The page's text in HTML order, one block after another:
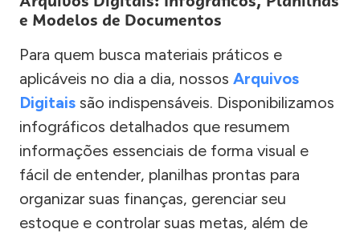
e Modelos de Documentos
Para quem busca materiais práticos e
aplicáveis no dia a dia, nossos Arquivos
Digitais são indispensáveis. Disponibilizamos
infográficos detalhados que resumem
informações essenciais de forma visual e
fácil de entender, planilhas prontas para
organizar suas finanças, gerenciar seu
estoque e controlar suas metas, além de